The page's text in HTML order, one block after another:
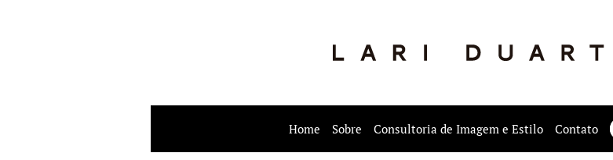
Home Sobre Consultoria de Imagem e Estilo Contato